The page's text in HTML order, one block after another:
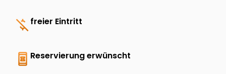
money_off freier Eintritt
book_online Reservierung erwünscht